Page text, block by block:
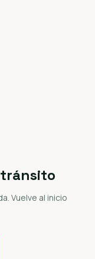
Vuelve al inicio